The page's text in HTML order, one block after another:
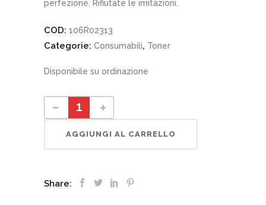
perfezione. Rifiutate le imitazioni.
COD: 106R02313
Categorie: Consumabili, Toner
Disponibile su ordinazione
106R02313 cartuccia di stampa ad alta capacità quantity
AGGIUNGI AL CARRELLO
Share: